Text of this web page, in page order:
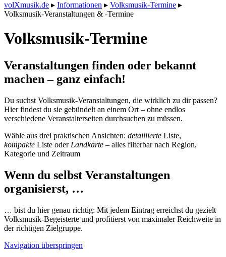
volXmusik.de ▸ Informationen ▸ Volksmusik-Termine ▸
Volksmusik-Veranstaltungen & -Termine
Volksmusik-Termine
Veranstaltungen finden oder bekannt
machen – ganz einfach!
Du suchst Volksmusik-Veranstaltungen, die wirklich zu dir passen?
Hier findest du sie gebündelt an einem Ort – ohne endlos
verschiedene Veranstalterseiten durchsuchen zu müssen.
Wähle aus drei praktischen Ansichten: detaillierte Liste,
kompakte Liste oder Landkarte – alles filterbar nach Region,
Kategorie und Zeitraum
Wenn du selbst Veranstaltungen
organisierst, …
… bist du hier genau richtig: Mit jedem Eintrag erreichst du gezielt
Volksmusik-Begeisterte und profitierst von maximaler Reichweite in
der richtigen Zielgruppe.
Navigation überspringen